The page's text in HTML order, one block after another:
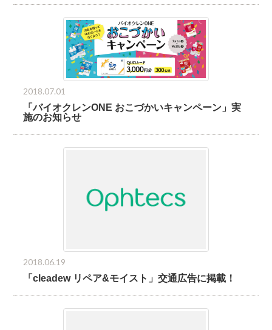
2018.07.01
「バイオクレンONE おこづかいキャンペーン」実
施のお知らせ
2018.06.19
「cleadew リペア&モイスト」交通広告に掲載！